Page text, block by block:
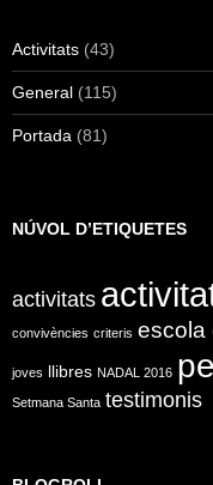
Activitats (43)
General (115)
Portada (81)
NÚVOL D’ETIQUETES
activitats
convivències criteris escola
joves llibres NADAL 2016
Setmana Santa testimonis